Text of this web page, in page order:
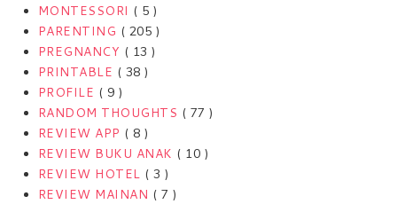
MONTESSORI ( 5 )
PARENTING ( 205 )
PREGNANCY ( 13 )
PRINTABLE ( 38 )
PROFILE ( 9 )
RANDOM THOUGHTS ( 77 )
REVIEW APP ( 8 )
REVIEW BUKU ANAK ( 10 )
REVIEW HOTEL ( 3 )
REVIEW MAINAN ( 7 )